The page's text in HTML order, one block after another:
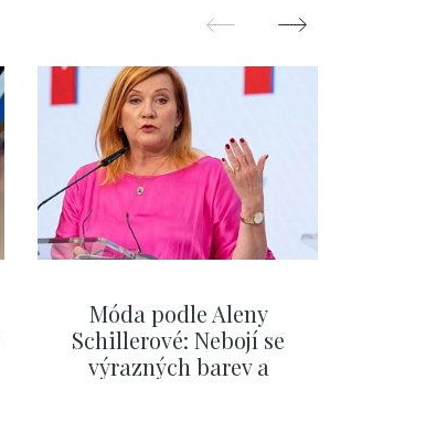
Móda podle Aleny
Schillerové: Nebojí se
výrazných barev a